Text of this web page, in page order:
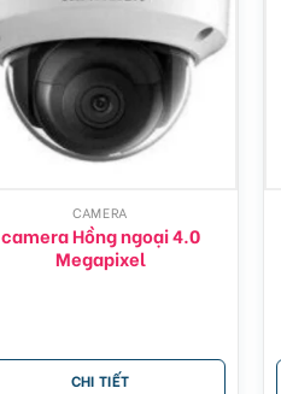
CAMERA
camera Hồng ngoại 4.0
Megapixel
CHI TIẾT